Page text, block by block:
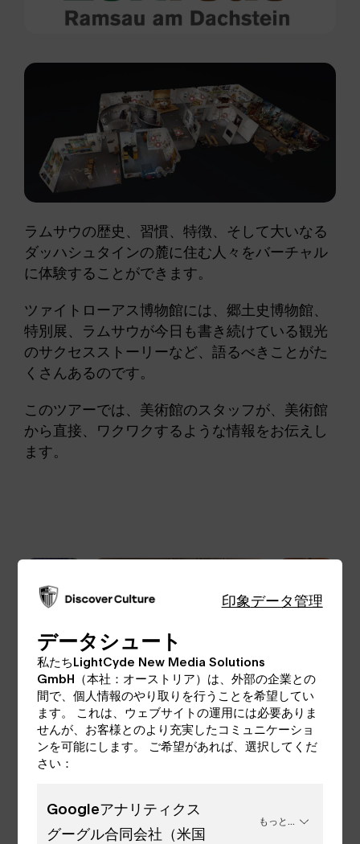
ラムサウの歴史、習慣、特徴、そして大いなる
ダッハシュタインの麓に住む人々をバーチャル
に体験することができます。
ツァイトローアス博物館には、郷土史博物館、
特別展、ラムサウが今日も書き続けている観光
のサクセスストーリーなど、語るべきことがた
くさんあるのです。
このツアーでは、美術館のスタッフが、美術館
から直接、ワクワクするような情報をお伝えし
ます。
印象データ管理
データシュート
私たちLightCyde New Media Solutions
GmbH（本社：オーストリア）は、外部の企業との
間で、個人情報のやり取りを行うことを希望してい
ます。 これは、ウェブサイトの運用には必要ありま
せんが、お客様とのより充実したコミュニケーショ
ンを可能にします。 ご希望があれば、選択してくだ
さい：
Googleアナリティクス
グーグル合同会社（米国
もっと...